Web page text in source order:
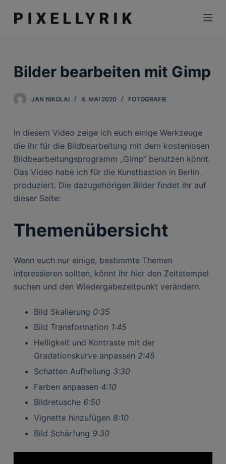
Z
u
p
n
g
n
Bilder bearbeiten mit Gimp
JAN NIKOLAI 4. MAI 2020 FOTOGRAFIE
In diesem Video zeige ich euch einige Werkzeuge
die ihr für die Bildbearbeitung mit dem kostenlosen
Bildbearbeitungsprogramm „Gimp“ benutzen könnt.
Das Video habe ich für die Kunstbastion in Berlin
produziert. Die dazugehörigen Bilder findet ihr auf
dieser Seite:
Themenübersicht
Wenn euch nur einige, bestimmte Themen
interessieren sollten, könnt ihr hier den Zeitstempel
suchen und den Wiedergabezeitpunkt verändern.
Bild Skalierung 0:35
Bild Transformation 1:45
Helligkeit und Kontraste mit der
Gradationskurve anpassen 2:45
Schatten Aufhellung 3:30
Farben anpassen 4:10
Bildretusche 6:50
Vignette hinzufügen 8:10
Bild Schärfung 9:30